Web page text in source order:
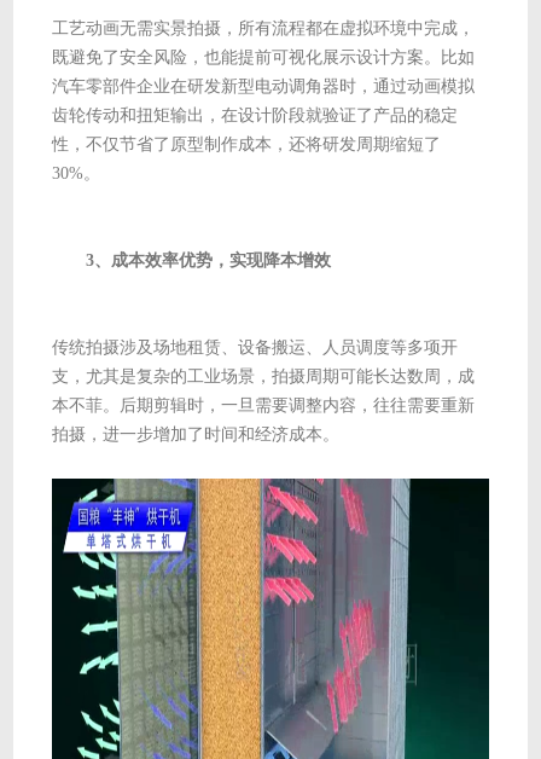
工艺动画无需实景拍摄，所有流程都在虚拟环境中完成，
既避免了安全风险，也能提前可视化展示设计方案。比如
汽车零部件企业在研发新型电动调角器时，通过动画模拟
齿轮传动和扭矩输出，在设计阶段就验证了产品的稳定
性，不仅节省了原型制作成本，还将研发周期缩短了
30%。
3、成本效率优势，实现降本增效
传统拍摄涉及场地租赁、设备搬运、人员调度等多项开
支，尤其是复杂的工业场景，拍摄周期可能长达数周，成
本不菲。后期剪辑时，一旦需要调整内容，往往需要重新
拍摄，进一步增加了时间和经济成本。